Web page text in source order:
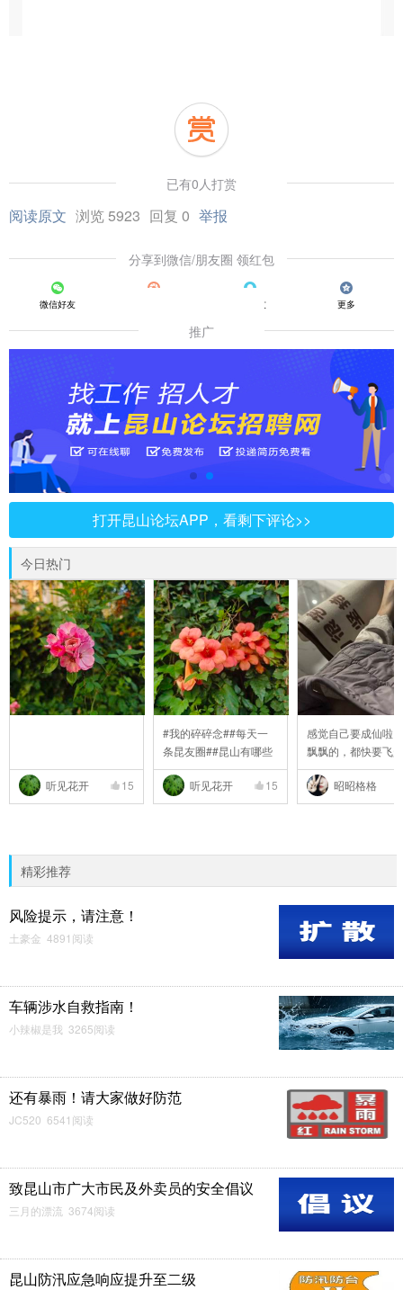
已有0人打赏
阅读原文 浏览 5923 回复 0 举报
分享到微信/朋友圈 领红包
微信好友 QQ好友 更多
推广
打开昆山论坛APP，看剩下评论>>
今日热门
听见花开 15
#我的碎碎念##每天一
条昆友圈##昆山有哪些
..
听见花开
15
感觉自己要成仙啦
飘飘的，都快要飞
..
昭昭格格
精彩推荐
风险提示，请注意！
土豪金 4891阅读
车辆涉水自救指南！
小辣椒是我 3265阅读
还有暴雨！请大家做好防范
JC520 6541阅读
致昆山市广大市民及外卖员的安全倡议
三月的漂流 3674阅读
昆山防汛应急响应提升至二级